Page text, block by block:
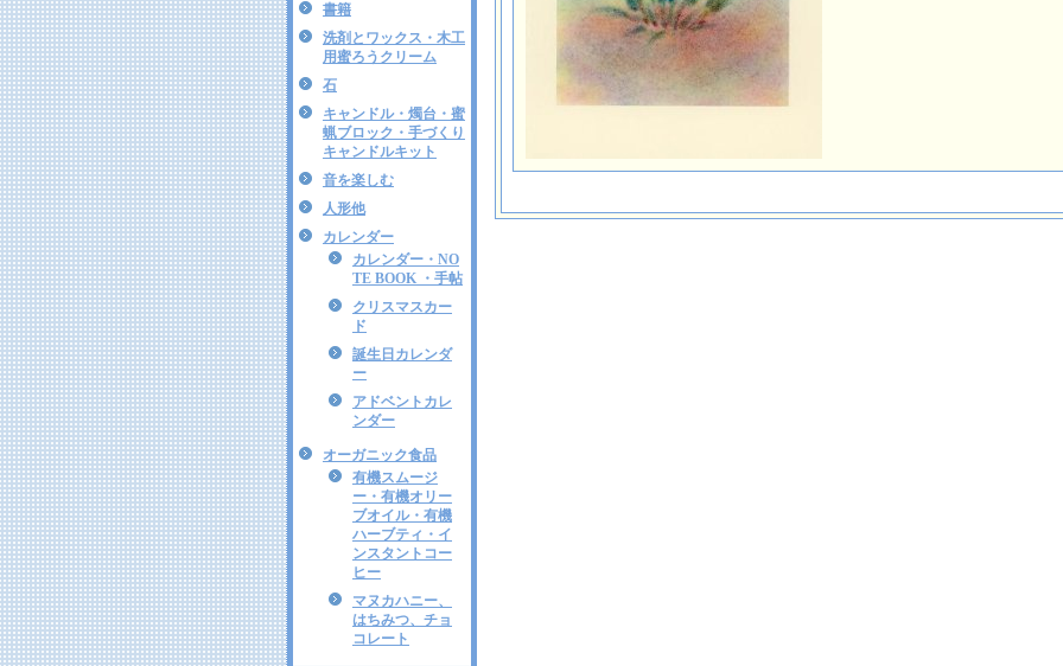
書籍
洗剤とワックス・木工
用蜜ろうクリーム
石
キャンドル・燭台・蜜
蝋ブロック・手づくり
キャンドルキット
音を楽しむ
人形他
カレンダー
カレンダー・NO
TE BOOK ・手帖
クリスマスカー
ド
誕生日カレンダ
ー
アドベントカレ
ンダー
オーガニック食品
有機スムージ
ー・有機オリー
ブオイル・有機
ハーブティ・イ
ンスタントコー
ヒー
マヌカハニー、
はちみつ、チョ
コレート